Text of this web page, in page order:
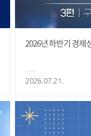
2026년 하반기 경제
2026.07.21.